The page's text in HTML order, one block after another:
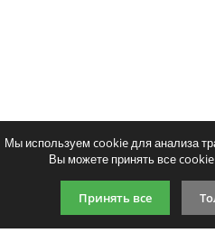
Введите код, указанный на
Мы используем cookie для анализа
Вы можете принять все
Принять все